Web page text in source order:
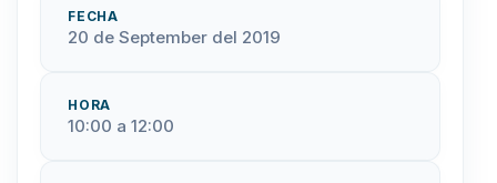
FECHA
20 de September del 2019
HORA
10:00 a 12:00